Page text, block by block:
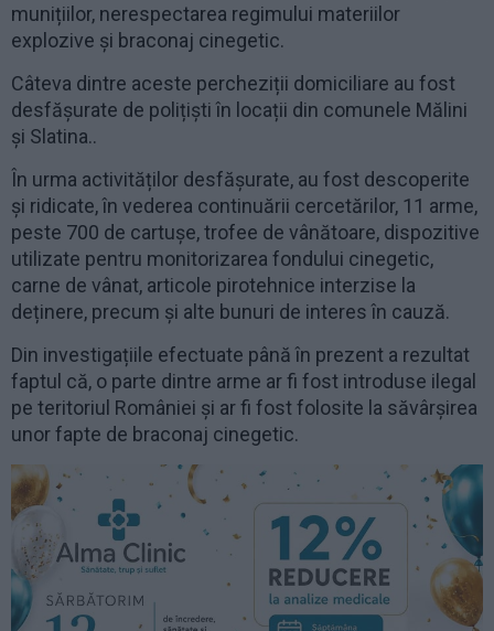
munițiilor, nerespectarea regimului materiilor
explozive și braconaj cinegetic.
Câteva dintre aceste percheziții domiciliare au fost
desfășurate de polițiști în locații din comunele Mălini
și Slatina..
În urma activităților desfășurate, au fost descoperite
și ridicate, în vederea continuării cercetărilor, 11 arme,
peste 700 de cartușe, trofee de vânătoare, dispozitive
utilizate pentru monitorizarea fondului cinegetic,
carne de vânat, articole pirotehnice interzise la
deținere, precum și alte bunuri de interes în cauză.
Din investigațiile efectuate până în prezent a rezultat
faptul că, o parte dintre arme ar fi fost introduse ilegal
pe teritoriul României și ar fi fost folosite la săvârșirea
unor fapte de braconaj cinegetic.